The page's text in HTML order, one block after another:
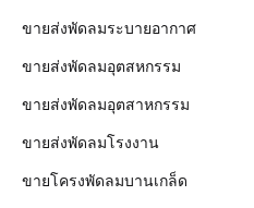
ขายส่งพัดลมระบายอากาศ
ขายส่งพัดลมอุตสหกรรม
ขายส่งพัดลมอุตสาหกรรม
ขายส่งพัดลมโรงงาน
ขายโครงพัดลมบานเกล็ด